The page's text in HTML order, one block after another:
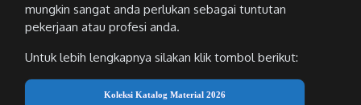
mungkin sangat anda perlukan sebagai tuntutan
pekerjaan atau profesi anda.
Untuk lebih lengkapnya silakan klik tombol berikut:
Koleksi Katalog Material 2026